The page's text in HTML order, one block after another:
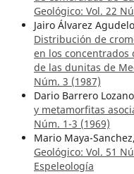
Geológico: Vol. 22
Jairo Álvarez
Distribución de
en los concentrados
de las dunitas de
Núm. 3 (1987)
Dario Barrero
y metamorfitas
Núm. 1-3 (1969)
Mario Maya-Sanchez,
Geológico: Vol. 51
Espeleología